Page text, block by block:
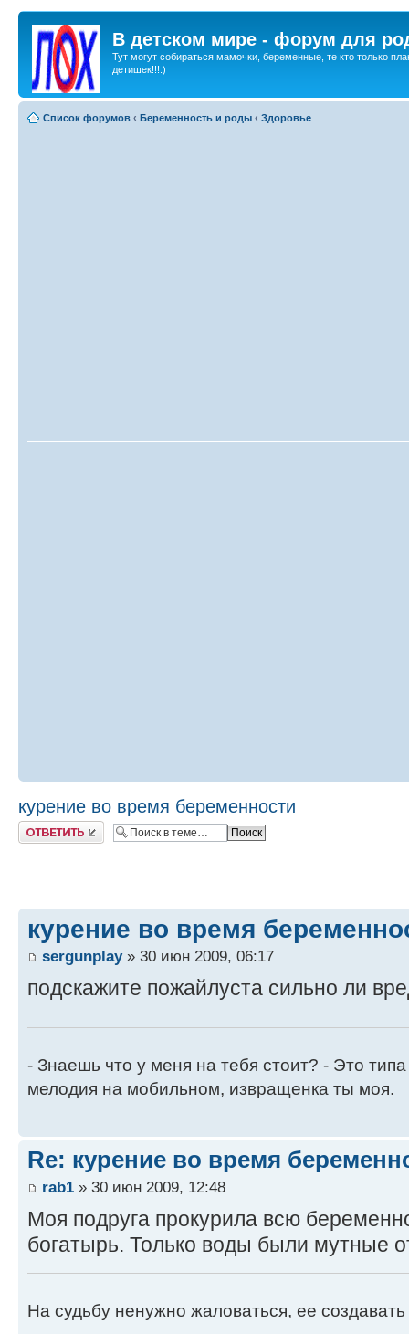
В детском мире - форум для
Тут могут собираться мамочки, беременные, те кто только
детишек!!!:)
Список форумов ‹ Беременность и роды ‹ Здоровье
курение во время беременности
Ответить
курение во время
sergunplay» 30 июн 2009, 06:17
подскажите пожайлуста сильно ли
- Знаешь что у меня на тебя стоит? - Это
мелодия на мобильном, извращенка ты моя.
Re: курение во время
rab1 » 30 июн 2009, 12:48
Моя подруга прокурила всю
богатырь. Только воды были мутные
На судьбу ненужно жаловаться, ее